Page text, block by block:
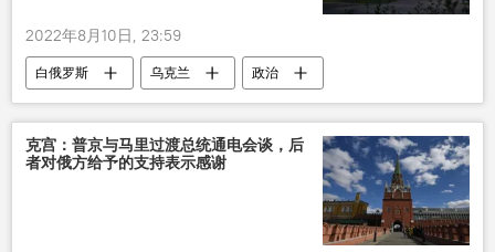
2022年8月10日, 23:59
白俄罗斯 乌克兰 政治
克宫：普京与马里过渡总统通电会谈，后
者对俄方给予的支持表示感谢